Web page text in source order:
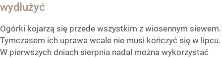
wydłużyć
Ogórki kojarzą się przede wszystkim z wiosennym siewem.
Tymczasem ich uprawa wcale nie musi kończyć się w lipcu.
W pierwszych dniach sierpnia nadal można wykorzystać